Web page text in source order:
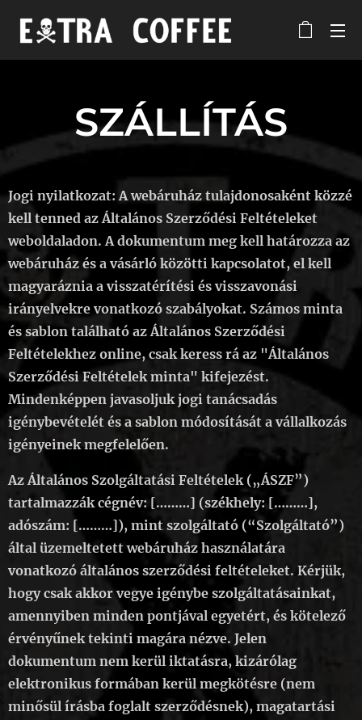
SZÁLLÍTÁS
Jogi nyilatkozat: A webáruház tulajdonosaként közzé
kell tenned az Általános Szerződési Feltételeket
weboldaladon. A dokumentum meg kell határozza az
webáruház és a vásárló közötti kapcsolatot, el kell
magyaráznia a visszatérítési és visszavonási
irányelvekre vonatkozó szabályokat. Számos minta
és sablon található az Általános Szerződési
Feltételekhez online, csak keress rá az "Általános
Szerződési Feltételek minta" kifejezést.
Mindenképpen javasoljuk jogi tanácsadás
igénybevételét és a sablon módosítását a vállalkozás
igényeinek megfelelően.
Az Általános Szolgáltatási Feltételek („ÁSZF”)
tartalmazzák cégnév: [………] (székhely: [………],
adószám: [………]), mint szolgáltató (“Szolgáltató”)
által üzemeltetett webáruház használatára
vonatkozó általános szerződési feltételeket. Kérjük,
hogy csak akkor vegye igénybe szolgáltatásainkat,
amennyiben minden pontjával egyetért, és kötelező
érvényűnek tekinti magára nézve. Jelen
dokumentum nem kerül iktatásra, kizárólag
elektronikus formában kerül megkötésre (nem
minősül írásba foglalt szerződésnek), magatartási